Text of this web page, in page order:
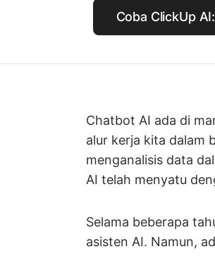
Coba ClickUp
Chatbot AI ada di
alur kerja kita dalam
menganalisis data
AI telah menyatu
Selama beberapa
asisten AI. Namun,